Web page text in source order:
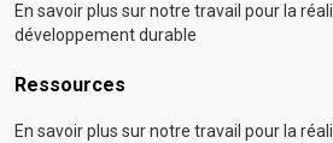
En savoir plus sur notre travail pour la
développement durable
Ressources
En savoir plus sur notre travail pour la